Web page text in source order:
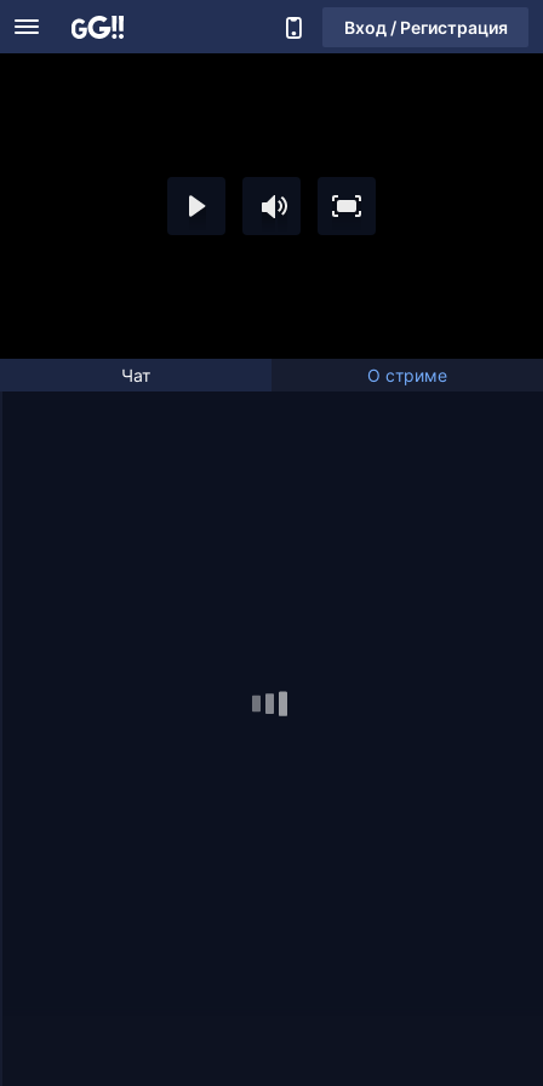
Вход / Регистрация
Чат О стриме